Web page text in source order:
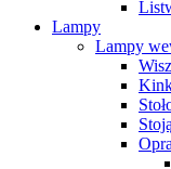
Lampy
Lampy